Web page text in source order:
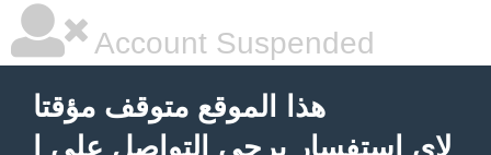
Account Suspended
هذا الموقع متوقف مؤقتا
لاي استفسار يرجى التواصل على ا